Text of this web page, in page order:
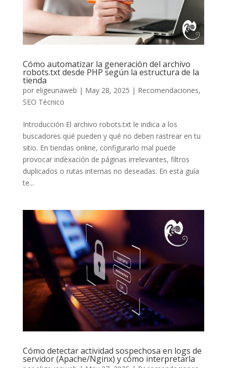
Cómo automatizar la generación del archivo
robots.txt desde PHP según la estructura de la
tienda
por eligeunaweb | May 28, 2025 | Recomendaciones,
SEO Técnico
Introducción El archivo robots.txt le indica a los
buscadores qué pueden y qué no deben rastrear en tu
sitio. En tiendas online, configurarlo mal puede
provocar indexación de páginas irrelevantes, filtros
duplicados o rutas internas no deseadas. En esta guía
te...
Cómo detectar actividad sospechosa en logs de
servidor (Apache/Nginx) y cómo interpretarla